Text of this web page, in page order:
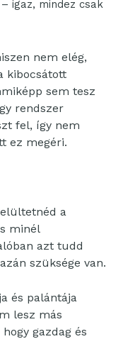
igaz, mindez csak
nem elég,
kibocsátott
sem tesz
rendszer
fel, így nem
ez megéri.
a
minél
azt tudd
szüksége van.
és palántája
lesz más
gazdag és